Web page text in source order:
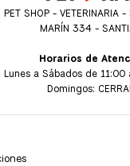
PET SHOP - VETERINARIA -
MARÍN 334 -
Horarios de
Lunes a Sábados de
Domingos: